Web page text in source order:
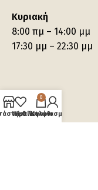
Κυριακή
8:00 πμ – 14:00 μμ
17:30 μμ – 22:30 μμ
Wishlist
0
Καλάθι
Ο λογαριασμός μου